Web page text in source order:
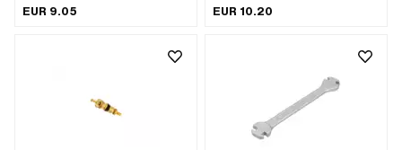
schwarz · Breite: 33 mm
EUR 9.05 EUR 10.20